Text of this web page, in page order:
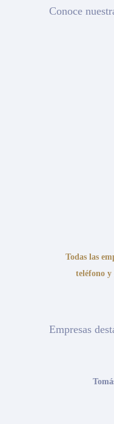
Conoce
Todas las
teléfono y
Empresas